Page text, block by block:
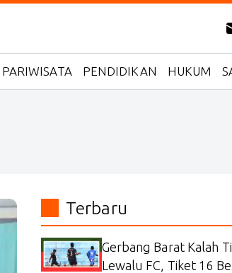
PARIWISATA PENDIDIKAN HUKUM
Terbaru
Gerbang Barat Kalah
Lewalu FC, Tiket 16